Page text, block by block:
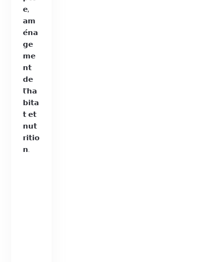
𝗲,
𝗮𝗺
𝗲́𝗻𝗮
𝗴𝗲
𝗺𝗲
𝗻𝘁
𝗱𝗲
𝗹’𝗵𝗮
𝗯𝗶𝘁𝗮
𝘁 𝗲𝘁
𝗻𝘂𝘁
𝗿𝗶𝘁𝗶𝗼
𝗻.